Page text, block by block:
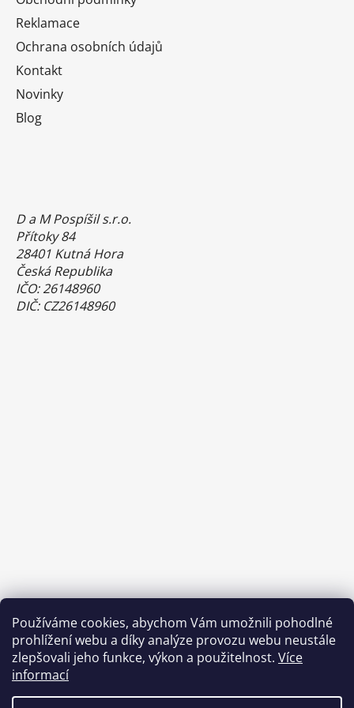
Používáme cookies, abychom Vám umožnili pohodlné
prohlížení webu a díky analýze provozu webu neustále
zlepšovali jeho funkce, výkon a použitelnost. Více
informací
Reklamace
Ochrana osobních údajů
Kontakt
Novinky
Blog
D a M Pospíšil s.r.o.
Přítoky 84
28401 Kutná Hora
Česká Republika
IČO: 26148960
DIČ: CZ26148960
Benefity Pluxee - Sodexo